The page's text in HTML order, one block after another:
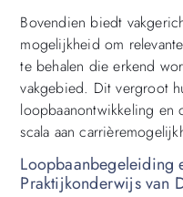
Bovendien biedt
mogelijkheid om
te behalen die erkend
vakgebied. Dit vergroot
loopbaanontwikkeling en
scala aan
Loopbaanbegeleiding
Praktijkonderwijs van